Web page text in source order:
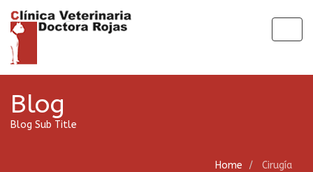
Blog
Blog Sub Title
Home Cirugía